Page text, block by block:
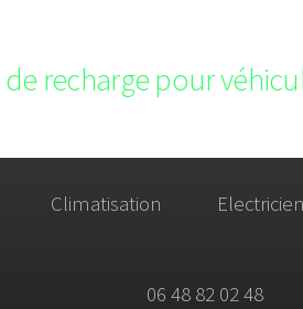
recharge pour
Climatisation Electricien
06 48 82 02 48